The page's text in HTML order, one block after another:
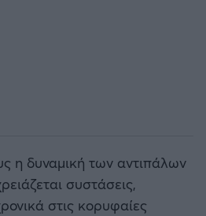
η δυναμική των αντιπάλων
συστάσεις,
στις κορυφαίες